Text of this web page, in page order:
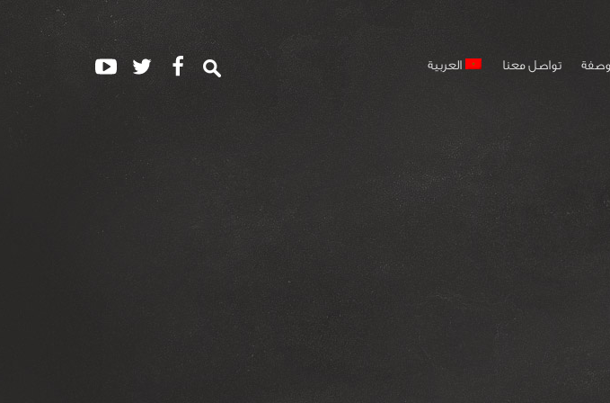
تواصل معنا العربية